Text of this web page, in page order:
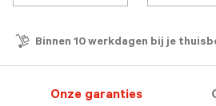
Binnen 10 werkdagen bij je
Onze garanties